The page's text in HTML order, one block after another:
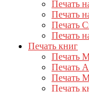
Печать
Печать
Печать
Печать
Печать книг
Печать
Печать
Печать
Печать